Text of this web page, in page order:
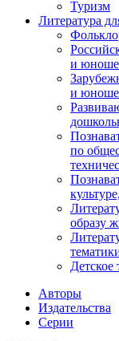
Туризм
Литература
и
и
по
образу
Детское
Авторы
Издательства
Серии